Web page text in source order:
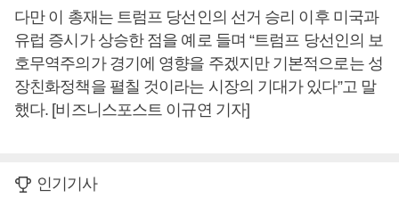
다만 이 총재는 트럼프 당선인의 선거 승리 이후 미국과
유럽 증시가 상승한 점을 예로 들며 “트럼프 당선인의 보
호무역주의가 경기에 영향을 주겠지만 기본적으로는 성
장친화정책을 펼칠 것이라는 시장의 기대가 있다”고 말
했다. [비즈니스포스트 이규연 기자]
인기기사